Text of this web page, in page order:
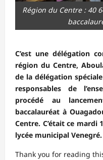
Région du Centre : 40
C’est une délégation
région du Centre,
de la délégation
responsables de
procédé au
baccalauréat à
Centre. C’était ce mardi
lycée municipal Venegré.
Thank you for reading